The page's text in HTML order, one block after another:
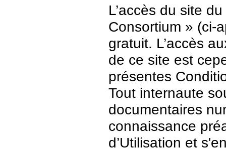
L’accès du site
Consortium » (ci-
gratuit. L’accès
de ce site est
présentes
Tout internaute
documentaires
connaissance
d’Utilisation et